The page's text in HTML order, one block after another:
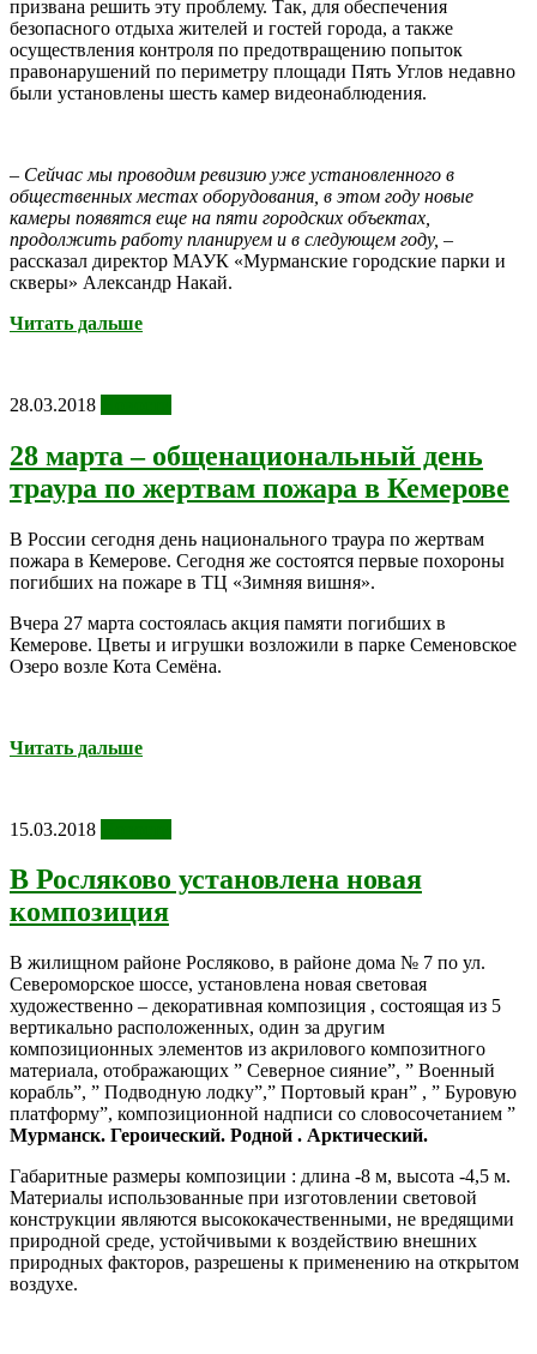
призвана решить эту проблему. Так, для обеспечения
безопасного отдыха жителей и гостей города, а также
осуществления контроля по предотвращению попыток
правонарушений по периметру площади Пять Углов недавно
были установлены шесть камер видеонаблюдения.
– Сейчас мы проводим ревизию уже установленного в
общественных местах оборудования, в этом году новые
камеры появятся еще на пяти городских объектах,
продолжить работу планируем и в следующем году, –
рассказал директор МАУК «Мурманские городские парки и
скверы» Александр Накай.
Читать дальше
28.03.2018
28 марта – общенациональный день
траура по жертвам пожара в Кемерове
В России сегодня день национального траура по жертвам
пожара в Кемерове. Сегодня же состоятся первые похороны
погибших на пожаре в ТЦ «Зимняя вишня».
Вчера 27 марта состоялась акция памяти погибших в
Кемерове. Цветы и игрушки возложили в парке Семеновское
Озеро возле Кота Семёна.
Читать дальше
15.03.2018
В Росляково установлена новая
композиция
В жилищном районе Росляково, в районе дома № 7 по ул.
Североморское шоссе, установлена новая световая
художественно – декоративная композиция , состоящая из 5
вертикально расположенных, один за другим
композиционных элементов из акрилового композитного
материала, отображающих ” Северное сияние”, ” Военный
корабль”, ” Подводную лодку”,” Портовый кран” , ” Буровую
платформу”, композиционной надписи со словосочетанием ”
Мурманск. Героический. Родной . Арктический.
Габаритные размеры композиции : длина -8 м, высота -4,5 м.
Материалы использованные при изготовлении световой
конструкции являются высококачественными, не вредящими
природной среде, устойчивыми к воздействию внешних
природных факторов, разрешены к применению на открытом
воздухе.